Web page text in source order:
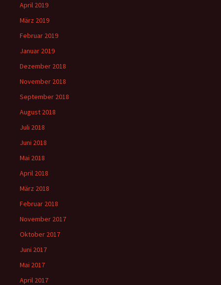
April 2019
März 2019
Februar 2019
Januar 2019
Dezember 2018
November 2018
September 2018
August 2018
Juli 2018
Juni 2018
Mai 2018
April 2018
März 2018
Februar 2018
November 2017
Oktober 2017
Juni 2017
Mai 2017
April 2017